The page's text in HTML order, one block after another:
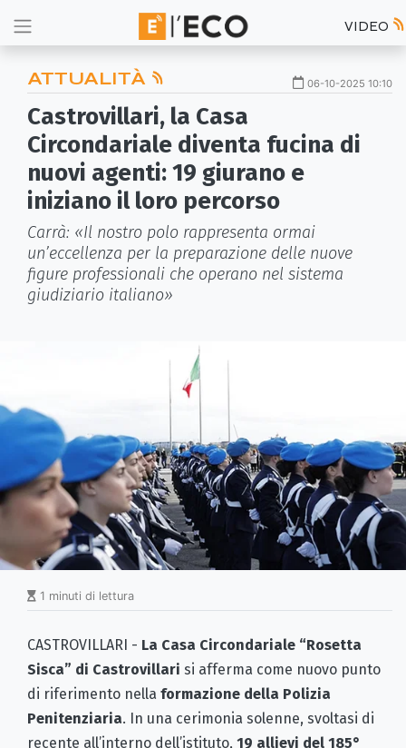
VIDEO
ATTUALITÀ 06-10-2025 10:10
Castrovillari, la Casa
Circondariale diventa fucina di
nuovi agenti: 19 giurano e
iniziano il loro percorso
Carrà: «Il nostro polo rappresenta ormai
un’eccellenza per la preparazione delle nuove
figure professionali che operano nel sistema
giudiziario italiano»
1 minuti di lettura
CASTROVILLARI - La Casa Circondariale “Rosetta
Sisca” di Castrovillari si afferma come nuovo punto
di riferimento nella formazione della Polizia
Penitenziaria. In una cerimonia solenne, svoltasi di
recente all’interno dell’istituto, 19 allievi del 185°